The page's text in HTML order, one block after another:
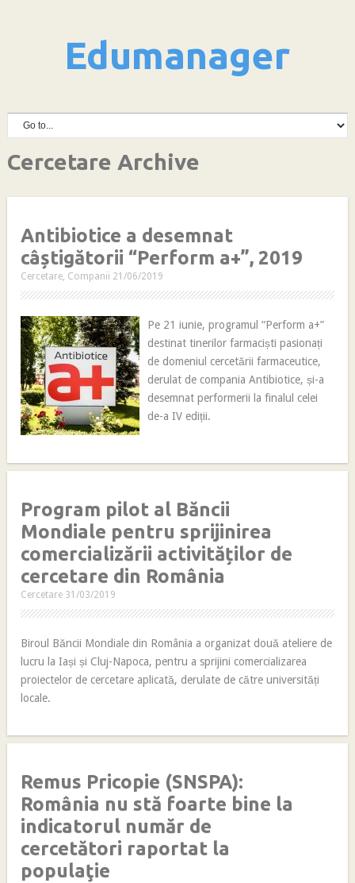
Edumanager
Cercetare Archive
Antibiotice a desemnat
câștigătorii “Perform a+”, 2019
Cercetare, Companii 21/06/2019
Pe 21 iunie, programul “Perform a+”
destinat tinerilor farmaciști pasionați
de domeniul cercetării farmaceutice,
derulat de compania Antibiotice, și-a
desemnat performerii la finalul celei
de-a IV ediții.
Program pilot al Băncii
Mondiale pentru sprijinirea
comercializării activităților de
cercetare din România
Cercetare 31/03/2019
Biroul Băncii Mondiale din România a organizat două ateliere de
lucru la Iași și Cluj-Napoca, pentru a sprijini comercializarea
proiectelor de cercetare aplicată, derulate de către universități
locale.
Remus Pricopie (SNSPA):
România nu stă foarte bine la
indicatorul număr de
cercetători raportat la
populaţie